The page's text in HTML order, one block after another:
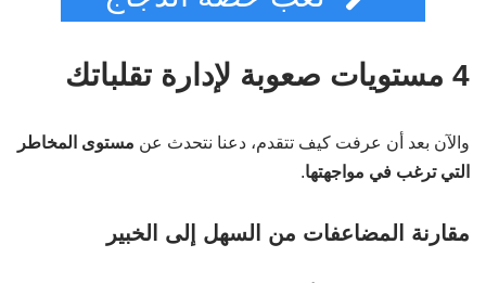
4 مستويات صعوبة لإدارة تقلباتك
والآن بعد أن عرفت كيف تتقدم، دعنا نتحدث عن مستوى المخاطر
التي ترغب في مواجهتها.
مقارنة المضاعفات من السهل إلى الخبير